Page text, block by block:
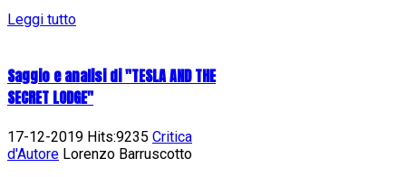
Leggi tutto
Saggio e analisi di "TESLA AND THE
SECRET LODGE"
17-12-2019 Hits:9235 Critica
d'Autore Lorenzo Barruscotto